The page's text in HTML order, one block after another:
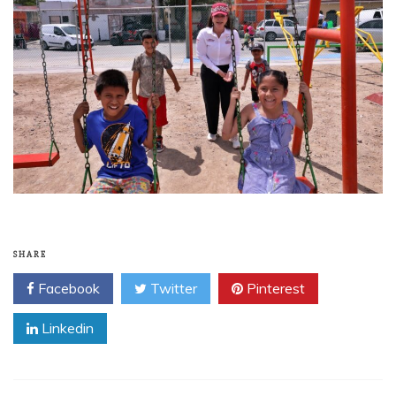
SHARE
Facebook Twitter Pinterest
Linkedin